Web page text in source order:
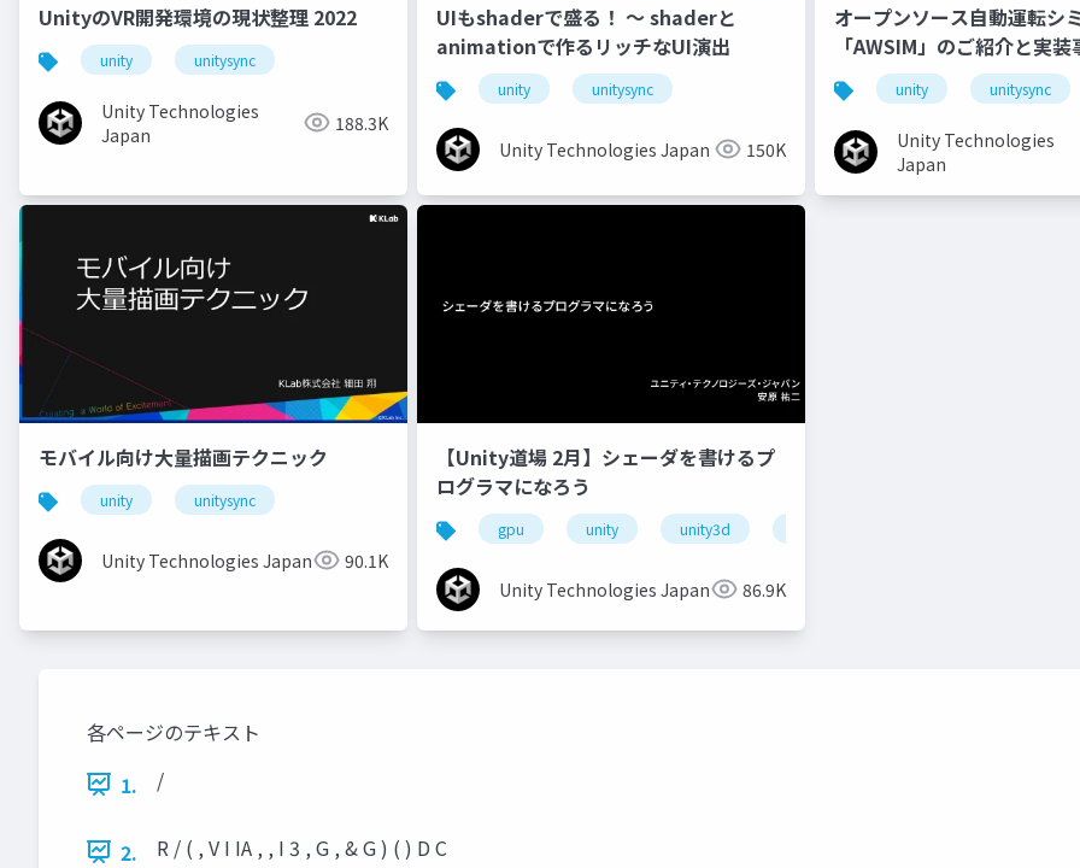
UnityのVR開発環境の現状整理 2022
unity unitysync
Unity Technologies
Japan
188.3K
UIもshaderで盛る！ 〜 shaderと
animationで作るリッチなUI演出
unity unitysync
Unity Technologies Japan 150K
オープンソース自動運転シ
「AWSIM」のご紹介と実装
unity unitysync
Unity Technologies
Japan
モバイル向け大量描画テクニック
unity unitysync
Unity Technologies Japan 90.1K
【Unity道場 2月】シェーダを書けるプ
ログラマになろう
gpu unity unity3d
Unity Technologies Japan 86.9K
各ページのテキスト
1.
/
2. R / ( , V I IA , , I 3 , G , & G ) ( ) D C